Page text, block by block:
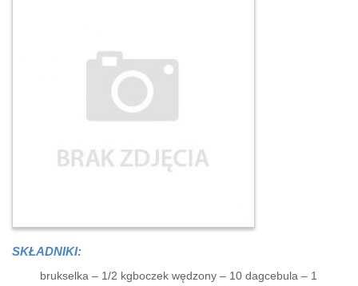
SKŁADNIKI:
brukselka – 1/2 kgboczek wędzony – 10 dagcebula – 1